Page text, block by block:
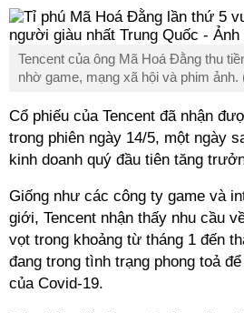
Tencent của ông Mã Hoá Đằng thu
nhờ game, mạng xã hội và phim ảnh.
Cổ phiếu của Tencent đã nhận
trong phiên ngày 14/5, một ngày
kinh doanh quý đầu tiên tăng
Giống như các công ty game và
giới, Tencent nhận thấy nhu cầu
vọt trong khoảng từ tháng 1 đến
đang trong tình trạng phong toả
của Covid-19.